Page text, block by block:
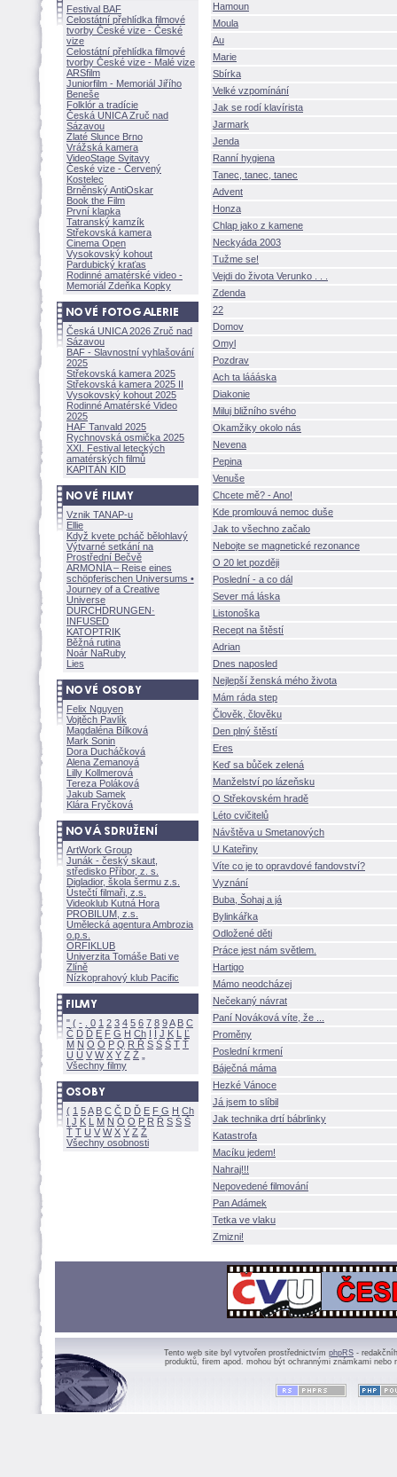
Festival BAF
Celostátní přehlídka filmové
tvorby České vize - České
vize
Celostátní přehlídka filmové
tvorby České vize - Malé vize
ARSfilm
Juniorfilm - Memoriál Jiřího
Beneše
Folklór a tradície
Česká UNICA Zruč nad
Sázavou
Zlaté Slunce Brno
Vrážská kamera
VideoStage Svitavy
České vize - Červený
Kostelec
Brněnský AntiOskar
Book the Film
První klapka
Tatranský kamzík
Střekovská kamera
Cinema Open
Vysokovský kohout
Pardubický kraťas
Rodinné amatérské video -
Memoriál Zdeňka Kopky
Česká UNICA 2026 Zruč nad
Sázavou
BAF - Slavnostní vyhlašování
2025
Střekovská kamera 2025
Střekovská kamera 2025 II
Vysokovský kohout 2025
Rodinné Amatérské Video
2025
HAF Tanvald 2025
Rychnovská osmička 2025
XXI. Festival leteckých
amatérských filmů
KAPITÁN KID
Vznik TANAP-u
Ellie
Když kvete pcháč bělohlavý
Výtvarné setkání na
Prostřední Bečvě
ARMONÍA – Reise eines
schöpferischen Universums •
Journey of a Creative
Universe
DURCHDRUNGEN·
INFUSED
KATOPTRIK
Běžná rutina
Noár NaRuby
Lies
Felix Nguyen
Vojtěch Pavlík
Magdaléna Bílkov
Mark Sonin
Dora Ducháčkov
Alena Zemanov
Lilly Kollmerov
Tereza Polákov
Jakub Samek
Klára Fryčkov
ArtWork Group
Junák - český skaut,
středisko Příbor, z. s.
Digladior, škola šermu z.s.
Ústečtí filmaři, z.s.
Videoklub Kutná Hora
PROBILUM, z.s.
Umělecká agentura Ambrozia
o.p.s.
ORFIKLUB
Univerzita Tomáše Bati ve
Zlíně
Nízkoprahový klub Pacific
" ( - 0 1 2 3 4 5 6 7 8 9A B C
Č D Ď E F G H Ch I Í J K L
Ľ
M N O Ó P Q R Ř S Ś T Ť
U Ú V W X Y Z
Všechny filmy
( 1 5A B C Č D Ď E F G H Ch
I J K L M N Ó O P R Ř S Ś
Ť T U V W X Y Z
Všechny osobnosti
Hamoun
Moula
Au
Marie
Sbírka
Velké vzpomínání
Jak se rodí klavírista
Jarmark
Jenda
Ranní hygiena
Tanec, tanec, tanec
Advent
Honza
Chlap jako z kamene
Neckyáda 2003
Tužme se!
Vejdi do života Verunko . . .
Zdenda
22
Domov
Omyl
Pozdrav
Ach ta láááska
Diakonie
Miluj bližního svého
Okamžiky okolo nás
Nevena
Pepina
Venuše
Chcete mě? - Ano!
Kde promlouvá nemoc duše
Jak to všechno začalo
Nebojte se magnetické rezonance
O 20 let později
Poslední - a co dál
Sever má láska
Listonoška
Recept na štěstí
Adrian
Dnes naposled
Nejlepší ženská mého života
Mám ráda step
Člověk, člověku
Den plný štěstí
Eres
Keď sa bůček zelen
Manželství po lázeňsku
O Střekovském hradě
Léto cvičitelů
Návštěva u Smetanových
U Kateřiny
Víte co je to opravdové fandovství?
Vyznání
Buba, Šohaj a j
Bylinkářka
Odložené děti
Práce jest nám světlem.
Hartigo
Mámo neodcházej
Nečekaný návrat
Paní Nováková víte, že ...
Proměny
Poslední krmení
Báječná máma
Hezké Vánoce
Já jsem to slíbil
Jak technika drtí bábrlinky
Katastrofa
Macíku jedem!
Nahraj!!!
Nepovedené filmování
Pan Adámek
Tetka ve vlaku
Zmizni!
Tento web site byl vytvořen prostřednictvím phpRS -
produktů, firem apod. mohou být ochrannými známkami